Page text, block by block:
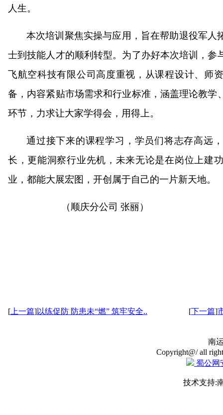
人生。
本次培训聚焦实操与应用，旨在帮助退役军人
士到技能人才的顺利转型。为了办好本次培训，参
飞航空科技有限公司高度重视，从课程设计、师
备，内容紧贴市场需求和行业标准，涵盖理论教学
环节，力求让大家学得会，用得上。
通过接下来的课程学习，学员们将志存高远
长，更能洞察行业先机，未来无论是在岗位上建
业，都能大展宏图，开创属于自己的一片新天地。
（顺庆分公司 张丽）
[ 上一篇]以练促防 防患未“燃” 筑牢安全.. [下一篇]
南
Copyright@/ all
蜀公网
技术支持: